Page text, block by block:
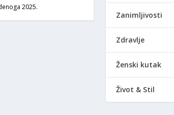
2025.
Zanimljivosti
Zdravlje
Ženski kutak
Život & Stil